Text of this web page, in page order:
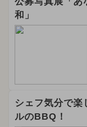
2024年6月のイ
職業体験
2025年1月のイ
2026年10月の
2026年9月のイ
和」
シェフ気分で楽
ルのBBQ！